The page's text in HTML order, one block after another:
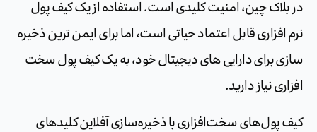
در بلاک چین، امنیت کلیدی است. استفاده از یک کیف پول
نرم افزاری قابل اعتماد حیاتی است، اما برای ایمن ترین ذخیره
سازی برای دارایی های دیجیتال خود، به یک کیف پول سخت
افزاری نیاز دارید.
کیف پول‌های سخت‌افزاری با ذخیره‌سازی آفلاین کلیدهای